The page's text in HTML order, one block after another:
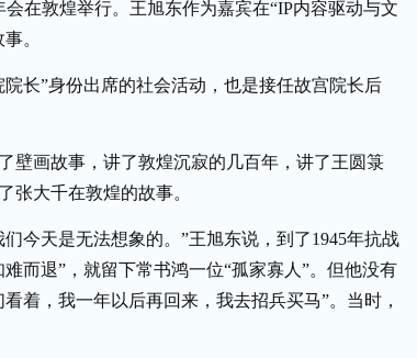
会在敦煌举行。王旭东作为嘉宾在“IP内容驱动与文
。
院长”身份出席的社会活动，也是接任故宫院长后
壁画故事，讲了敦煌沉寂的几百年，讲了王圆箓
张大千在敦煌的故事。
今天是无法想象的。”王旭东说，到了1945年抗战
而退”，就留下常书鸿一位“孤家寡人”。但他没有
着，我一年以后再回来，我去招兵买马”。当时，